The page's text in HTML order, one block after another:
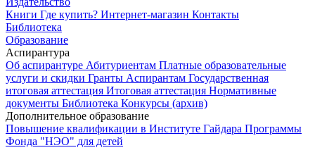
Книги Где купить? Интернет-магазин Контакты
Библиотека
Образование
Аспирантура
Об аспирантуре Абитуриентам Платные образовательные
услуги и скидки Гранты Аспирантам Государственная
итоговая аттестация Итоговая аттестация Нормативные
документы Библиотека Конкурсы (архив)
Дополнительное образование
Повышение квалификации в Институте Гайдара Программы
Фонда "НЭО" для детей